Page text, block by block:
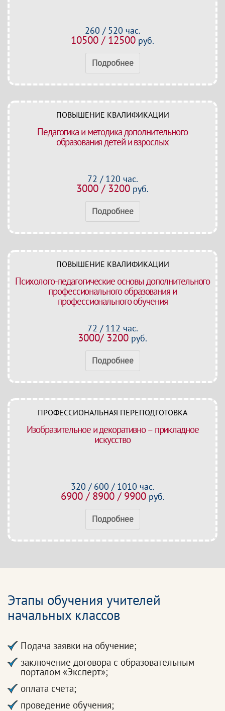
260 / 520 час.
10500 / 12500 руб.
Подробнее
ПОВЫШЕНИЕ КВАЛИФИКАЦИИ
Педагогика и методика дополнительного
образования детей и взрослых
72 / 120 час.
3000 / 3200 руб.
Подробнее
ПОВЫШЕНИЕ КВАЛИФИКАЦИИ
Психолого-педагогические основы дополнительного
профессионального образования и
профессионального обучения
72 / 112 час.
3000/ 3200 руб.
Подробнее
ПРОФЕССИОНАЛЬНАЯ ПЕРЕПОДГОТОВКА
Изобразительное и декоративно – прикладное
искусство
320 / 600 / 1010 час.
6900 / 8900 / 9900руб.
Подробнее
Этапы обучения учителей
начальных классов
Подача заявки на обучение;
заключение договора с образовательным
порталом «Эксперт»;
оплата счета;
проведение обучения;